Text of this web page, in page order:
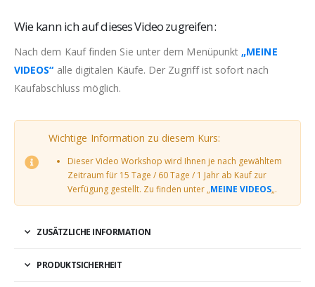
Wie kann ich auf dieses Video zugreifen:
Nach dem Kauf finden Sie unter dem Menüpunkt„MEINE
VIDEOS“ alle digitalen Käufe. Der Zugriff ist sofort nach
Kaufabschluss möglich.
Wichtige Information zu diesem Kurs:
Dieser Video Workshop wird Ihnen je nach gewähltem
Zeitraum für 15 Tage / 60 Tage / 1 Jahr ab Kauf zur
Verfügung gestellt. Zu finden unter „MEINE VIDEOS„.
ZUSÄTZLICHE INFORMATION
PRODUKTSICHERHEIT